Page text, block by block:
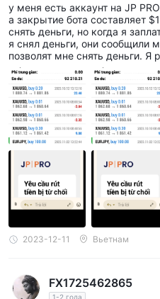
участвовать в
Типы счетов
JP PRO предлагает несколько
удовлетворить различные
трейдеров. Вот четыре типа
PRO:
Стандартный счет:
Минимальный депозит:$100
Этот тип счета подходит для
начинают свою деятельность
испытать живую торговлю с
начальным вложением.
Минимальный депозит:$500
у меня есть аккаунт на JP
а закрытие бота составляет
снять деньги, но когда я
я снял деньги, они сообщили
позволят мне снять деньги. Я
я они все еще зависли.
2023-12-11 Вьетнам
FX1725462865
1-2 года